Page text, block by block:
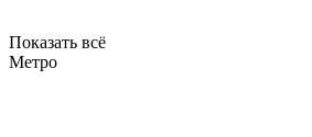
Показать всё
Метро